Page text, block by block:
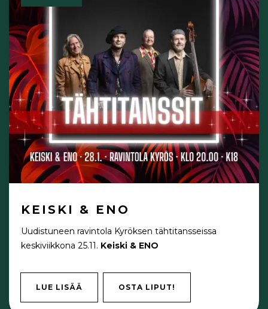
KEISKI & ENO
Uudistuneen ravintola Kyröksen tähtitansseissa
keskiviikkona 25.11. Keiski & ENO
LUE LISÄÄ OSTA LIPUT!